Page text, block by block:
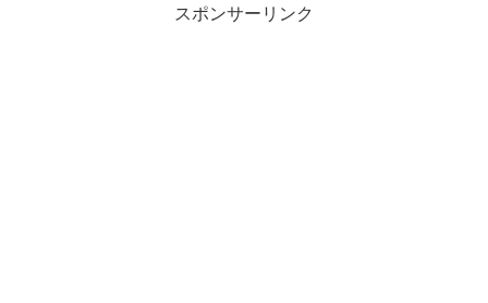
スポンサーリンク